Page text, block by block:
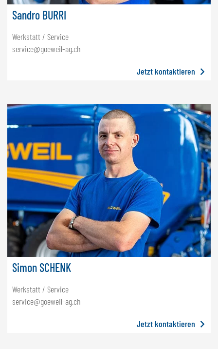
Sandro BURRI
Werkstatt / Service
service@goeweil-ag.ch
Jetzt kontaktieren
Simon SCHENK
Werkstatt / Service
service@goeweil-ag.ch
Jetzt kontaktieren